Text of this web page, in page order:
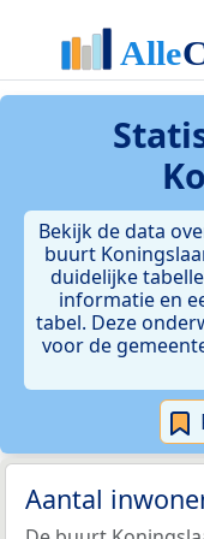
Bekijk de data
buurt
duidelijke
informatie en
tabel. Deze
voor de
Aantal